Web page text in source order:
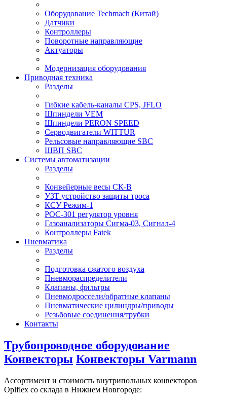
Оборудование Techmach (Китай)
Датчики
Контроллеры
Поворотные направляющие
Актуаторы
Модернизация оборудования
Приводная техника
Разделы
Гибкие кабель-каналы CPS, JFLO
Шпиндели VEM
Шпиндели PERON SPEED
Серводвигатели WITTUR
Рельсовые направляющие SBC
ШВП SBC
Системы автоматизации
Разделы
Конвейерные весы СК-В
УЗТ устройство защиты троса
КСУ Режим-1
РОС-301 регулятор уровня
Газоанализаторы Сигма-03, Сигнал-4
Контроллеры Fatek
Пневматика
Разделы
Подготовка сжатого воздуха
Пневмораспределители
Клапаны, фильтры
Пневмодроссели/обратные клапаны
Пневматические цилиндры/приводы
Резьбовые соединения/трубки
Контакты
Трубопроводное оборудование
Конвекторы Конвекторы Varmann
Ассортимент и стоимость внутрипольных конвекторов
Oplflex со склада в Нижнем Новгороде: